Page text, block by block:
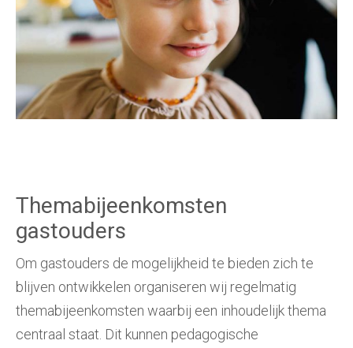
Themabijeenkomsten
gastouders
Om gastouders de mogelijkheid te bieden zich te
blijven ontwikkelen organiseren wij regelmatig
themabijeenkomsten waarbij een inhoudelijk thema
centraal staat. Dit kunnen pedagogische